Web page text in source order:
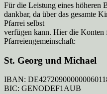
Für die Leistung eines höheren
dankbar, da über das gesamte
Pfarrei selbst
verfügen kann. Hier die Konten
Pfarreiengemeinschaft:
St. Georg und Michael
IBAN:
BIC: GENODEF1AUB